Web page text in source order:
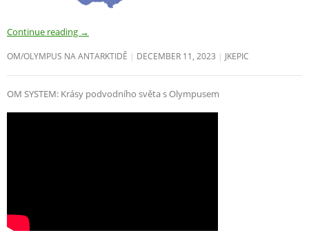
Continue reading →
OM/OLYMPUS NA ANTARKTIDĚ DECEMBER 11, 2023 JKEPIC
OM SYSTEM: Krásy podvodního světa s Olympusem